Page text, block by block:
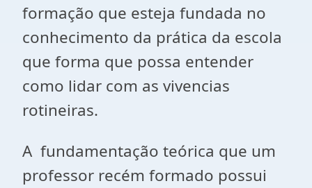
formação que esteja fundada no
conhecimento da prática da escola
que forma que possa entender
como lidar com as vivencias
rotineiras.
A fundamentação teórica que um
professor recém formado possui